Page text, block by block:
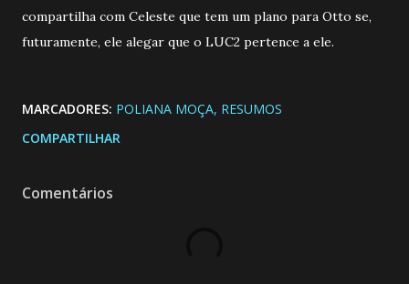
compartilha com Celeste que tem um plano para Otto se,
futuramente, ele alegar que o LUC2 pertence a ele.
MARCADORES: POLIANA MOÇA RESUMOS
COMPARTILHAR
Comentários